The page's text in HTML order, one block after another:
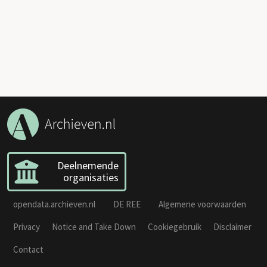
Deelnemende
organisaties
opendata.archieven.nl DE REE
Algemene voorwaarden
Privacy
Notice and Take Down Cookiegebruik
Disclaimer
Contact